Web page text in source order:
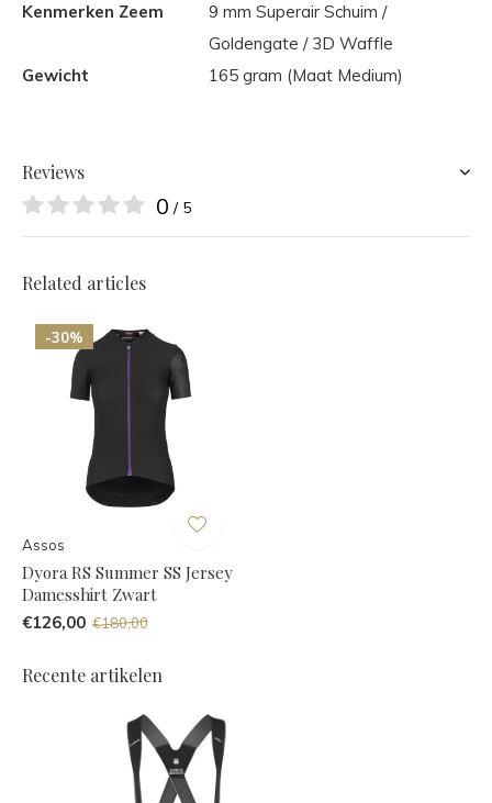
Kenmerken Zeem
9 mm Superair Schuim /
Goldengate / 3D Waffle
Gewicht
165 gram (Maat Medium)
Reviews
0 / 5
Related articles
-30%
Assos
Dyora RS Summer SS Jersey
Damesshirt Zwart
€126,00 €180,00
Recente artikelen